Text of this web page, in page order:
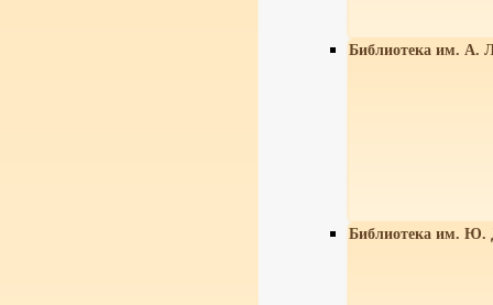
Библиотека им. А.
Библиотека им. Ю.